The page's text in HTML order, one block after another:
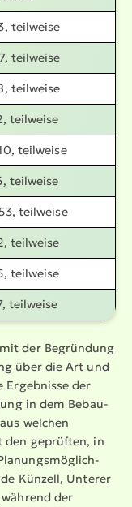
teilweise
teilweise
teilweise
teilweise
teilweise
teilweise
teilweise
teilweise
teilweise
teilweise
der Begründung
über die Art und
Ergebnisse der
in dem Bebau­
welchen
den geprüften, in
Künzell, Unterer
der